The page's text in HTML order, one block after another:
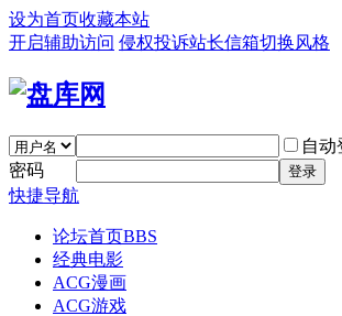
设为首页收藏本站
开启辅助访问 侵权投诉站长信箱切换风格
自动
密码
登录
快捷导航
论坛首页BBS
经典电影
ACG漫画
ACG游戏